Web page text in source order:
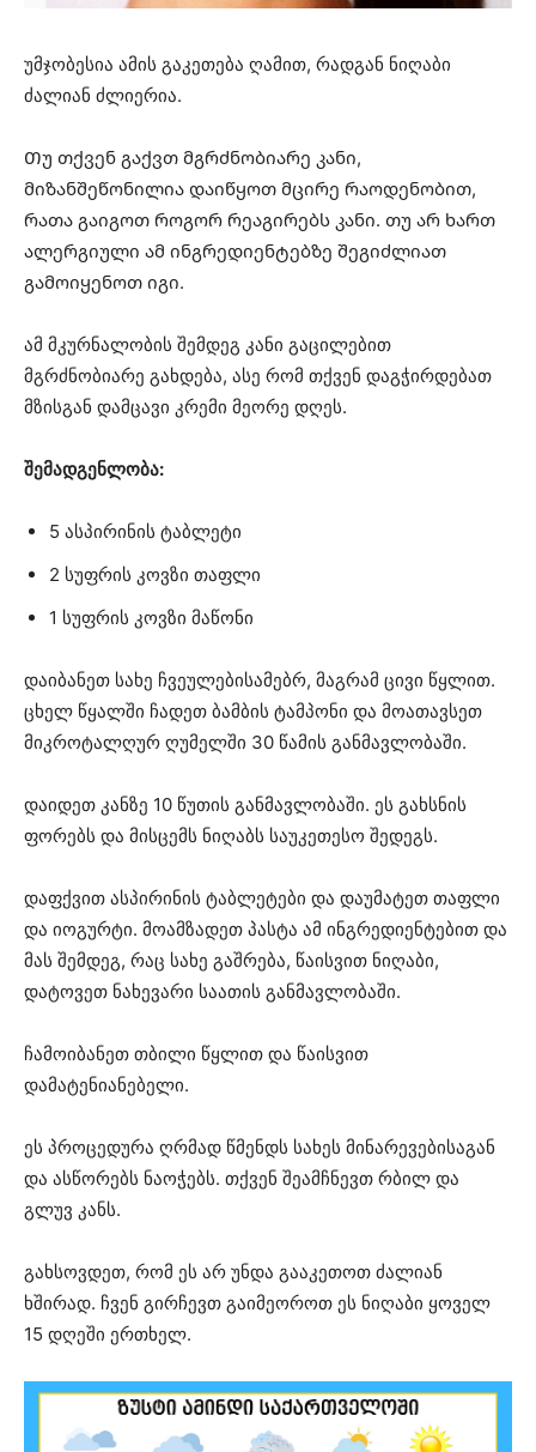
უმჯობესია ამის გაკეთება ღამით, რადგან ნიღაბი
ძალიან ძლიერია.
Თუ თქვენ გაქვთ მგრძნობიარე კანი,
მიზანშეწონილია დაიწყოთ მცირე რაოდენობით,
რათა გაიგოთ როგორ რეაგირებს კანი. თუ არ ხართ
ალერგიული ამ ინგრედიენტებზე შეგიძლიათ
გამოიყენოთ იგი.
ამ მკურნალობის შემდეგ კანი გაცილებით
მგრძნობიარე გახდება, ასე რომ თქვენ დაგჭირდებათ
მზისგან დამცავი კრემი მეორე დღეს.
შემადგენლობა:
5 ასპირინის ტაბლეტი
2 სუფრის კოვზი თაფლი
1 სუფრის კოვზი მაწონი
დაიბანეთ სახე ჩვეულებისამებრ, მაგრამ ცივი წყლით.
ცხელ წყალში ჩადეთ ბამბის ტამპონი და მოათავსეთ
მიკროტალღურ ღუმელში 30 წამის განმავლობაში.
დაიდეთ კანზე 10 წუთის განმავლობაში. ეს გახსნის
ფორებს და მისცემს ნიღაბს საუკეთესო შედეგს.
დაფქვით ასპირინის ტაბლეტები და დაუმატეთ თაფლი
და იოგურტი. მოამზადეთ პასტა ამ ინგრედიენტებით და
მას შემდეგ, რაც სახე გაშრება, წაისვით ნიღაბი,
დატოვეთ ნახევარი საათის განმავლობაში.
ჩამოიბანეთ თბილი წყლით და წაისვით
დამატენიანებელი.
ეს პროცედურა ღრმად წმენდს სახეს მინარევებისაგან
და ასწორებს ნაოჭებს. თქვენ შეამჩნევთ რბილ და
გლუვ კანს.
გახსოვდეთ, რომ ეს არ უნდა გააკეთოთ ძალიან
ხშირად. ჩვენ გირჩევთ გაიმეოროთ ეს ნიღაბი ყოველ
15 დღეში ერთხელ.